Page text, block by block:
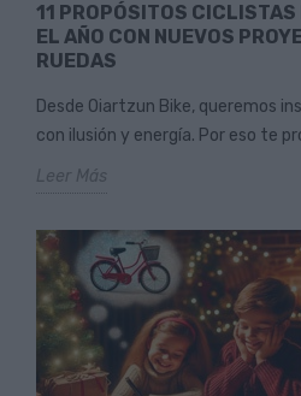
11 PROPÓSITOS
EL AÑO CON NUEVOS
RUEDAS
Desde Oiartzun Bike, queremos
con ilusión y energía. Por eso te
Leer Más